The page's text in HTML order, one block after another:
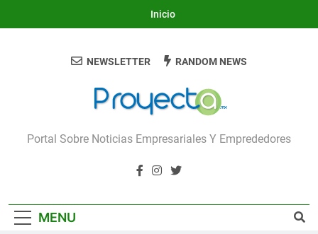
Inicio
Proyecta
Portal Sobre Noticias Empresariales Y Emprededores
NEWSLETTER RANDOM NEWS
MENU